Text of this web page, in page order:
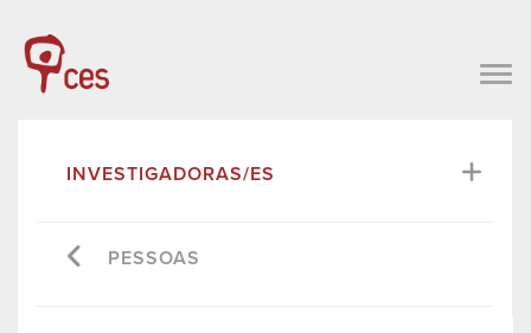
INVESTIGADORAS/ES
PESSOAS